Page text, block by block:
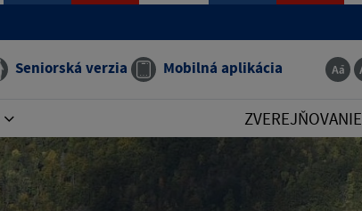
Seniorská verzia Mobilná aplikácia
ZVEREJŇOVANIE